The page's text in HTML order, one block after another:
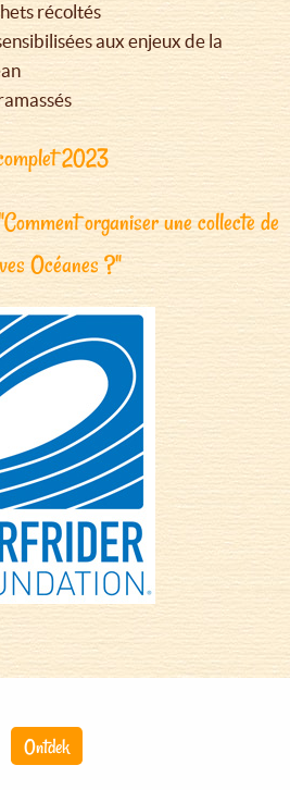
récoltés
aux enjeux de la
2023
organiser une collecte de
Océanes ?"
Ontdek